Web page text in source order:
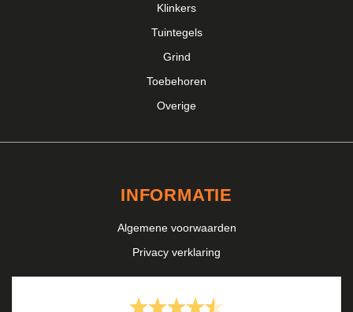
Klinkers
Tuintegels
Grind
Toebehoren
Overige
INFORMATIE
Algemene voorwaarden
Privacy verklaring